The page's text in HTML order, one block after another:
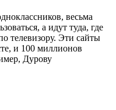
весьма
а идут туда, где
телевизору. Эти сайты
и 100 миллионов
Дурову